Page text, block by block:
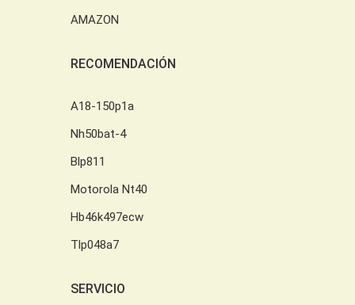
AMAZON
RECOMENDACIÓN
A18-150p1a
Nh50bat-4
Blp811
Motorola Nt40
Hb46k497ecw
Tlp048a7
SERVICIO